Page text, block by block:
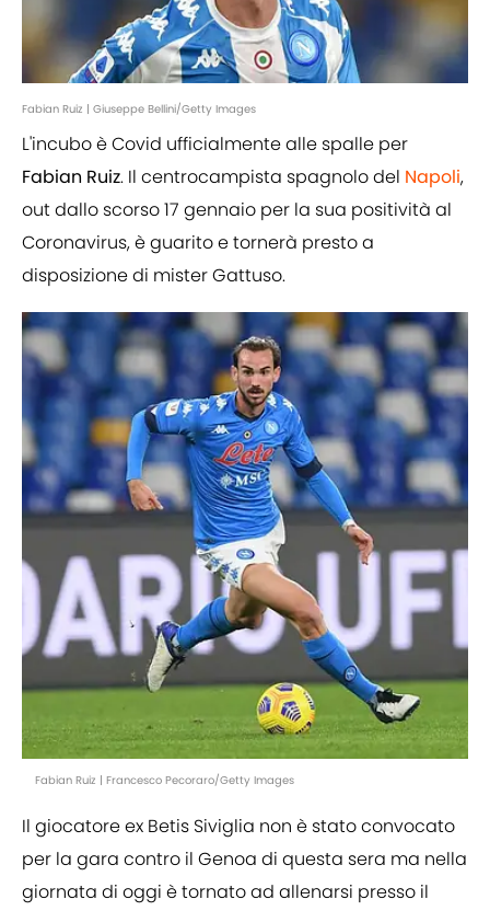
Fabian Ruiz | Giuseppe Bellini/Getty Images
L'incubo è Covid ufficialmente alle spalle per
Fabian Ruiz. Il centrocampista spagnolo del Napoli,
out dallo scorso 17 gennaio per la sua positività al
Coronavirus, è guarito e tornerà presto a
disposizione di mister Gattuso.
Fabian Ruiz | Francesco Pecoraro/Getty Images
Il giocatore ex Betis Siviglia non è stato convocato
per la gara contro il Genoa di questa sera ma nella
giornata di oggi è tornato ad allenarsi presso il